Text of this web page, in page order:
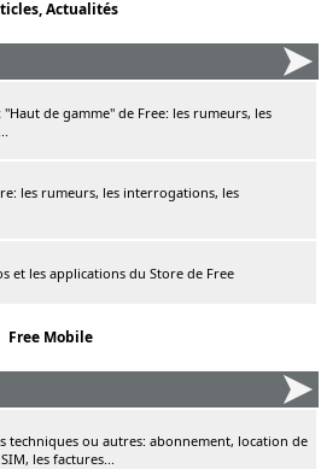
Actualités
de gamme" de Free: les rumeurs, les
les rumeurs, les interrogations, les
et les applications du Store de Free
Free Mobile
techniques ou autres: abonnement, location de
les factures...